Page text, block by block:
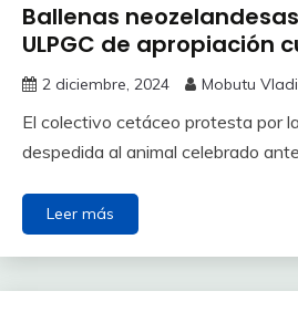
Ballenas
ULPGC de apropiación
2 diciembre, 2024 Mobutu
El colectivo cetáceo protesta por
despedida al animal celebrado
Leer más